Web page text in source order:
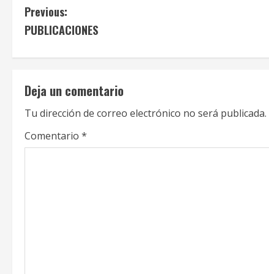
C
o
n
t
i
n
Previous:
PUBLICACIONES
Deja un comentario
Tu dirección de correo electrónico no será publicada.
Comentario *